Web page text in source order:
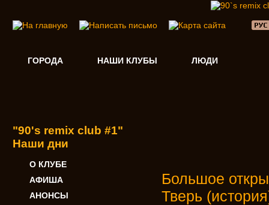
ГОРОДА НАШИ КЛУБЫ ЛЮДИ
"90's remix club #1"
Наши дни
О КЛУБЕ
АФИША
АНОНСЫ
Большое
Тверь